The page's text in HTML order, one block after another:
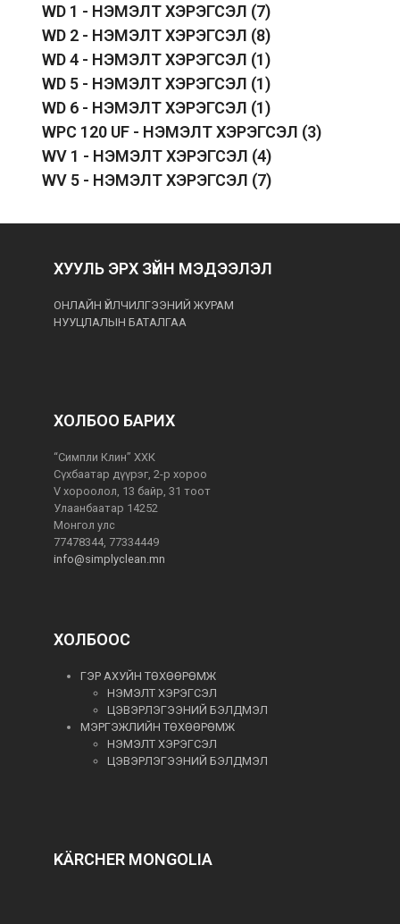
WD 1 - НЭМЭЛТ ХЭРЭГСЭЛ (7)
WD 2 - НЭМЭЛТ ХЭРЭГСЭЛ (8)
WD 4 - НЭМЭЛТ ХЭРЭГСЭЛ (1)
WD 5 - НЭМЭЛТ ХЭРЭГСЭЛ (1)
WD 6 - НЭМЭЛТ ХЭРЭГСЭЛ (1)
WPC 120 UF - НЭМЭЛТ ХЭРЭГСЭЛ (3)
WV 1 - НЭМЭЛТ ХЭРЭГСЭЛ (4)
WV 5 - НЭМЭЛТ ХЭРЭГСЭЛ (7)
ХУУЛЬ ЭРХ ЗҮЙН МЭДЭЭЛЭЛ
ОНЛАЙН ҮЙЛЧИЛГЭЭНИЙ ЖУРАМ
НУУЦЛАЛЫН БАТАЛГАА
ХОЛБОО БАРИХ
“Симпли Клин” ХХК
Сүхбаатар дүүрэг, 2-р хороо
V хороолол, 13 байр, 31 тоот
Улаанбаатар 14252
Монгол улс
77478344, 77334449
info@simplyclean.mn
ХОЛБООС
ГЭР АХУЙН ТӨХӨӨРӨМЖ
НЭМЭЛТ ХЭРЭГСЭЛ
ЦЭВЭРЛЭГЭЭНИЙ БЭЛДМЭЛ
МЭРГЭЖЛИЙН ТӨХӨӨРӨМЖ
НЭМЭЛТ ХЭРЭГСЭЛ
ЦЭВЭРЛЭГЭЭНИЙ БЭЛДМЭЛ
KÄRCHER MONGOLIA